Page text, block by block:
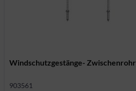
Windschutzgestänge-
903561